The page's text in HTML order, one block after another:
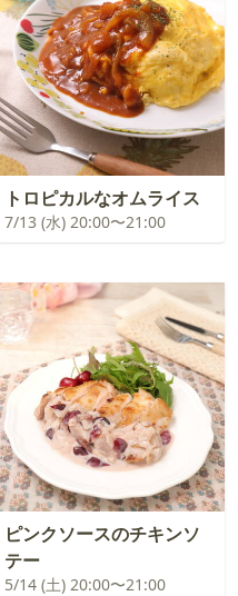
トロピカルなオムライス
7/13 (水) 20:00〜21:00
ピンクソースのチキンソ
テー
5/14 (土) 20:00〜21:00